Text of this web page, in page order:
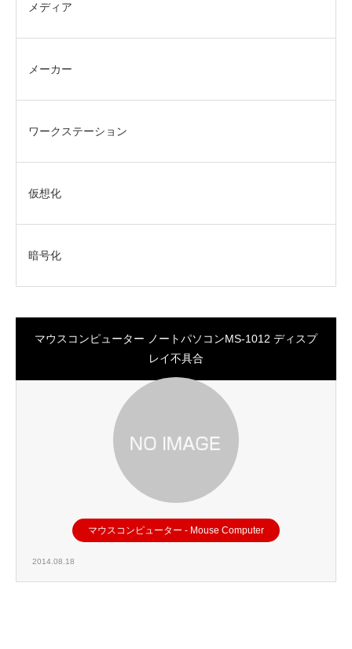
メディア
メーカー
ワークステーション
仮想化
暗号化
マウスコンピューター ノートパソコンMS-1012 ディスプ
レイ不具合
マウスコンピューター - Mouse Computer
2014.08.18